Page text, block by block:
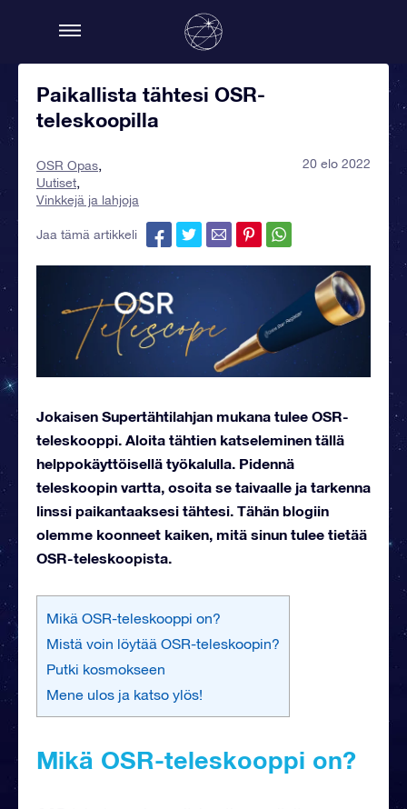
Paikallista tähtesi OSR-
teleskoopilla
OSR Opas
Uutiset
Vinkkejä ja lahjoja
20 elo 2022
Jaa tämä artikkeli
Jokaisen Supertähtilahjan mukana tulee OSR-
teleskooppi. Aloita tähtien katseleminen tällä
helppokäyttöisellä työkalulla. Pidennä
teleskoopin vartta, osoita se taivaalle ja tarkenna
linssi paikantaaksesi tähtesi. Tähän blogiin
olemme koonneet kaiken, mitä sinun tulee tietää
OSR-teleskoopista.
Mikä OSR-teleskooppi on?
Mistä voin löytää OSR-teleskoopin?
Putki kosmokseen
Mene ulos ja katso ylös!
Mikä OSR-teleskooppi on?